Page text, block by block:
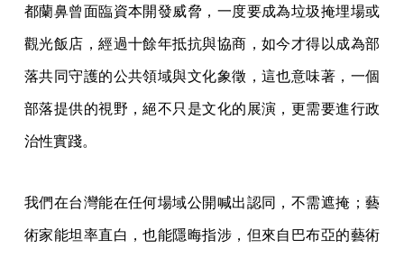
都蘭鼻曾面臨資本開發威脅，一度要成為垃圾掩埋場或
觀光飯店，經過十餘年抵抗與協商，如今才得以成為部
落共同守護的公共領域與文化象徵，這也意味著，一個
部落提供的視野，絕不只是文化的展演，更需要進行政
治性實踐。
我們在台灣能在任何場域公開喊出認同，不需遮掩；藝
術家能坦率直白，也能隱晦指涉，但來自巴布亞的藝術